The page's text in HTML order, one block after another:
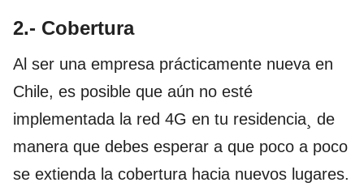
2.- Cobertura
Al ser una empresa prácticamente nueva en
Chile, es posible que aún no esté
implementada la red 4G en tu residencia¸ de
manera que debes esperar a que poco a poco
se extienda la cobertura hacia nuevos lugares.